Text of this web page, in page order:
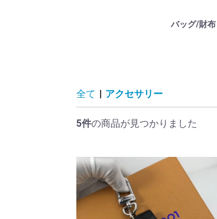
バッグ/財布
全て | アクセサリー
5件の商品が見つかりました